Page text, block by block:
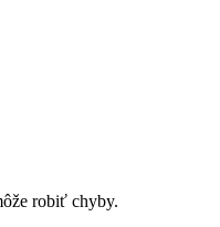
robiť chyby.